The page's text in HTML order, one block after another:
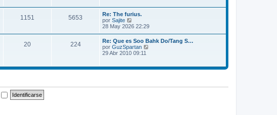
a
m
s
a
e
m
o
m
a
j
1151 5653
Re: The furius.
por Sajite
e
ú
l
t
i
o
n
28 May 2026 22:29
20 224
Re: Que es Soo Bahk Do/Tang S…
por GuzSpartan
l
m
29 Abr 2010 09:11